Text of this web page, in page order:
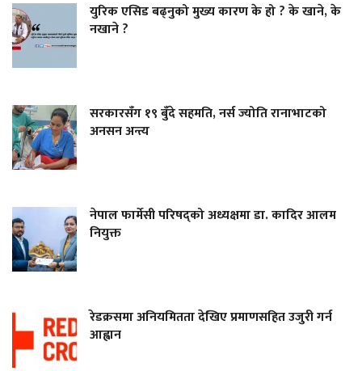
युरिक एसिड बढ्नुको मुख्य कारण के हो ? के खाने, के
नखाने ?
सरकारसँग १९ बुँदे सहमति, नर्स ज्योति रानाभाटको
अनसन अन्त्य
नेपाल फार्मेसी परिषद्को अध्यक्षमा डा. कादिर आलम
नियुक्त
रेडक्रसमा अनियमितता देखिए प्रमाणसहित उजुरी गर्न
आह्वान